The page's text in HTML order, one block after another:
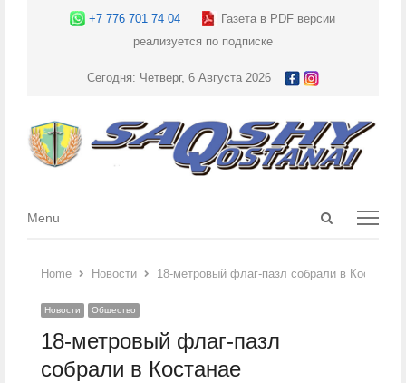
+7 776 701 74 04
Газета в PDF версии
реализуется по подписке
Сегодня: Четверг, 6 Августа 2026
Open
Menu
Menu
Home Новости 18-метровый флаг-пазл собрали в Костанае
Новости Общество
18-метровый флаг-пазл
собрали в Костанае